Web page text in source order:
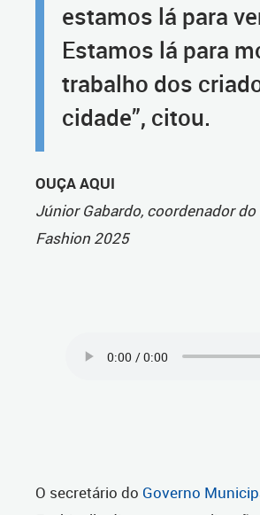
estamos lá para
Estamos lá para
trabalho dos
cidade”, citou.
OUÇA AQUI
Júnior Gabardo, coordenador
Fashion 2025
O secretário do Governo